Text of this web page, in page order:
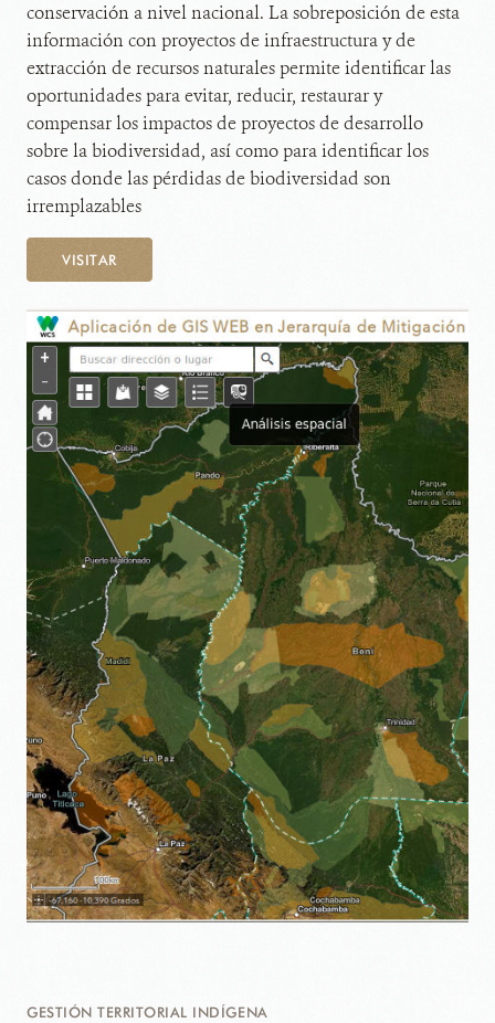
conservación a nivel nacional. La sobreposición de esta
información con proyectos de infraestructura y de
extracción de recursos naturales permite identificar las
oportunidades para evitar, reducir, restaurar y
compensar los impactos de proyectos de desarrollo
sobre la biodiversidad, así como para identificar los
casos donde las pérdidas de biodiversidad son
irremplazables
VISITAR
GESTIÓN TERRITORIAL INDÍGENA